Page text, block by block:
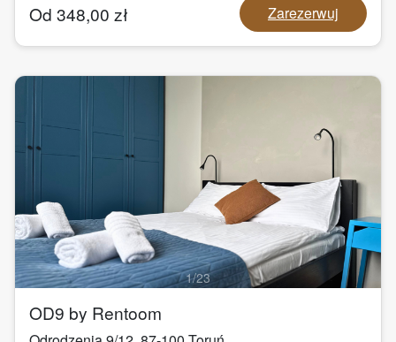
Od 348,00 zł Zarezerwuj
1/23
OD9 by Rentoom